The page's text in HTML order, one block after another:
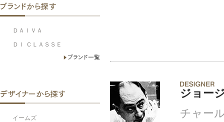
ＤＡＩＶＡ
ＤＩ ＣＬＡＳＳＥ
イームズ
ジョー
チャー